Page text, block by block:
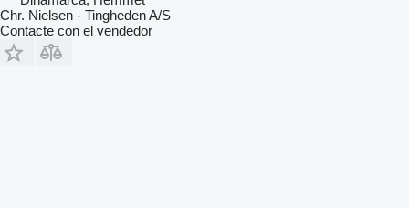
Chr. Nielsen - Tingheden A/S
Contacte con el vendedor